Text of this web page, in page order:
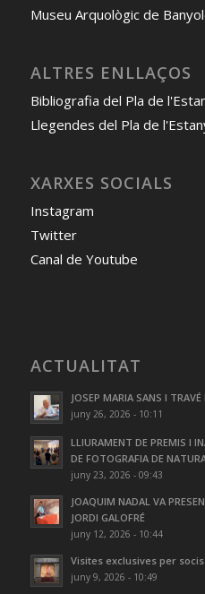
Museu Arquològic de
ALTRES ENLLAÇOS
Bibliografia del Pla de
Llegendes del Pla de
XARXES SOCIALS
Instagram
Twitter
Canal de Youtube
ACTUALITAT
JOSEP MARIA SANS I
juny 26, 2026 - 10:11
LLIURAMENT DE PREMIS I
DE FOTOGRAFIA DE
juny 23, 2026 - 09:43
JOAQUIM NADAL VA
JORDI GALOFRÉ
juny 12, 2026 - 10:44
Visites exclusives per socis
juny 9, 2026 - 10:49